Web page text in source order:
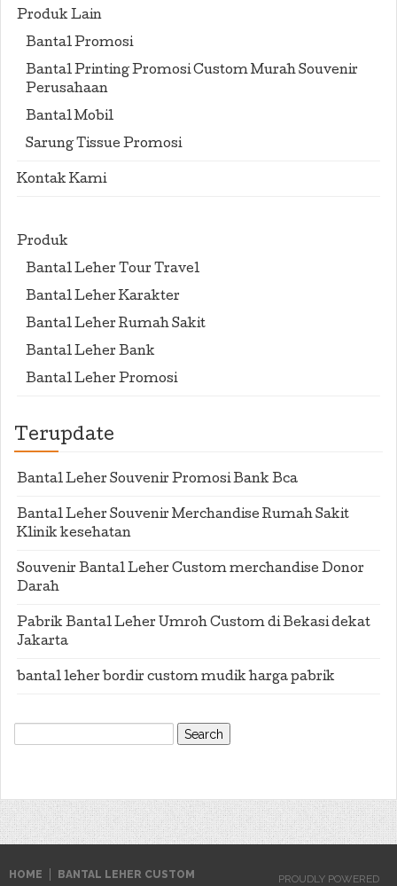
Produk Lain
Bantal Promosi
Bantal Printing Promosi Custom Murah Souvenir
Perusahaan
Bantal Mobil
Sarung Tissue Promosi
Kontak Kami
Produk
Bantal Leher Tour Travel
Bantal Leher Karakter
Bantal Leher Rumah Sakit
Bantal Leher Bank
Bantal Leher Promosi
Terupdate
Bantal Leher Souvenir Promosi Bank Bca
Bantal Leher Souvenir Merchandise Rumah Sakit
Klinik kesehatan
Souvenir Bantal Leher Custom merchandise Donor
Darah
Pabrik Bantal Leher Umroh Custom di Bekasi dekat
Jakarta
bantal leher bordir custom mudik harga pabrik
Search
for:
HOME BANTAL LEHER CUSTOM PROUDLY POWERED